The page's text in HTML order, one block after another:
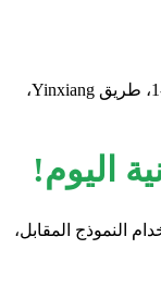
العنوان:R-702، قصر Zhongji، رقم 819-1، طريق Yinxiang،
اليوم!
النموذج المقابل،